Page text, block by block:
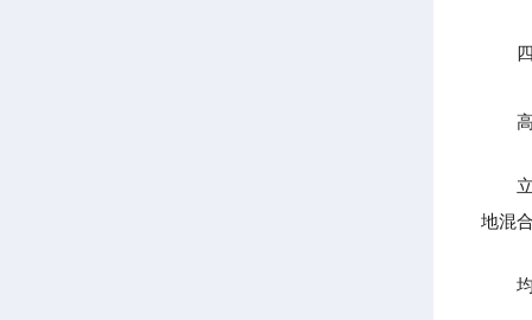
四
高
立式
地混
均